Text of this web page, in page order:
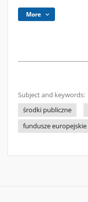
More
Subject and keywords:
środki publiczne
fundusze europejskie